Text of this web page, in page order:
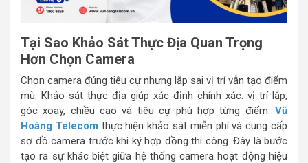
Tại Sao Khảo Sát Thực Địa Quan Trọng
Hơn Chọn Camera
Chọn camera đúng tiêu cự nhưng lắp sai vị trí vẫn tạo điểm
mù. Khảo sát thực địa giúp xác định chính xác: vị trí lắp,
góc xoay, chiều cao và tiêu cự phù hợp từng điểm. Vũ
Hoàng Telecom thực hiện khảo sát miễn phí và cung cấp
sơ đồ camera trước khi ký hợp đồng thi công. Đây là bước
tạo ra sự khác biệt giữa hệ thống camera hoạt động hiệu